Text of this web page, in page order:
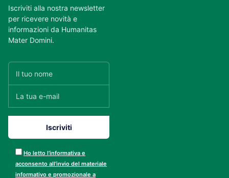
Iscriviti alla nostra newsletter
per ricevere novità e
informazioni da Humanitas
Mater Domini.
Ho letto l’informativa e
acconsento all’invio del materiale
informativo e promozionale a